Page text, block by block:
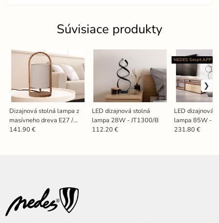
Súvisiace produkty
Dizajnová stolná lampa z
masívneho dreva E27 /
60W - WRE171
141.90 €
LED dizajnová stolná
lampa 28W - JT1300/B
112.20 €
LED dizajnová
lampa 85W -
NEDES Smart APP
231.80 €